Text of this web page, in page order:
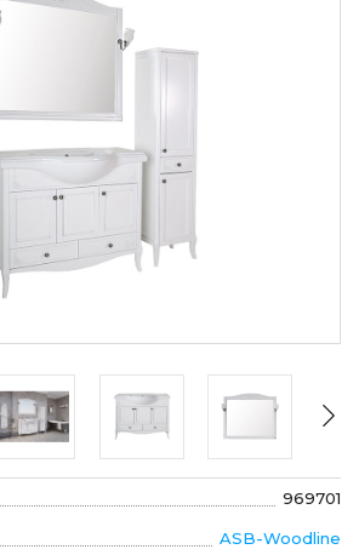
969701
ASB-Woodline